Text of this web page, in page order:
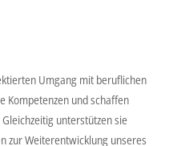
Umgang mit beruflichen
Kompetenzen und schaffen
unterstützen sie
zur Weiterentwicklung unseres